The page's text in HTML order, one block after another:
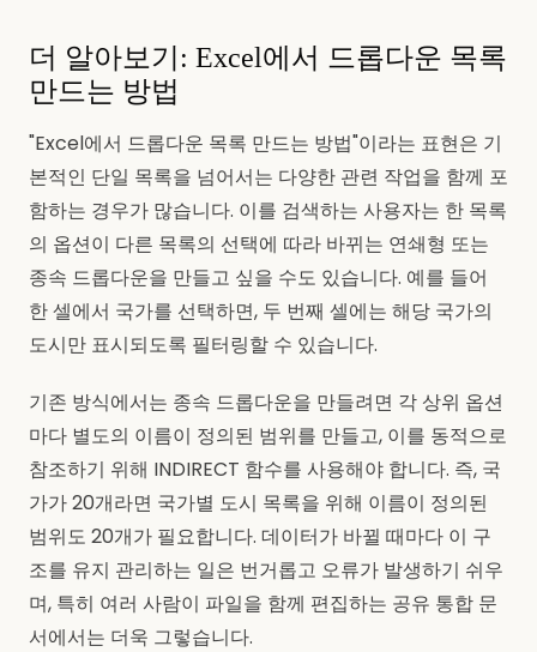
더 알아보기: Excel에서 드롭다운 목록
만드는 방법
"Excel에서 드롭다운 목록 만드는 방법"이라는 표현은 기
본적인 단일 목록을 넘어서는 다양한 관련 작업을 함께 포
함하는 경우가 많습니다. 이를 검색하는 사용자는 한 목록
의 옵션이 다른 목록의 선택에 따라 바뀌는 연쇄형 또는
종속 드롭다운을 만들고 싶을 수도 있습니다. 예를 들어
한 셀에서 국가를 선택하면, 두 번째 셀에는 해당 국가의
도시만 표시되도록 필터링할 수 있습니다.
기존 방식에서는 종속 드롭다운을 만들려면 각 상위 옵션
마다 별도의 이름이 정의된 범위를 만들고, 이를 동적으로
참조하기 위해 INDIRECT 함수를 사용해야 합니다. 즉, 국
가가 20개라면 국가별 도시 목록을 위해 이름이 정의된
범위도 20개가 필요합니다. 데이터가 바뀔 때마다 이 구
조를 유지 관리하는 일은 번거롭고 오류가 발생하기 쉬우
며, 특히 여러 사람이 파일을 함께 편집하는 공유 통합 문
서에서는 더욱 그렇습니다.